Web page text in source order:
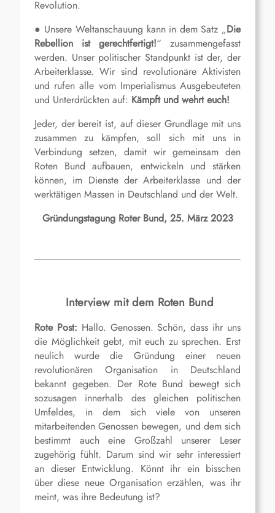
Revolution.
● Unsere Weltanschauung kann in dem Satz „Die
Rebellion ist gerechtfertigt!“ zusammengefasst
werden. Unser politischer Standpunkt ist der, der
Arbeiterklasse. Wir sind revolutionäre Aktivisten
und rufen alle vom Imperialismus Ausgebeuteten
und Unterdrückten auf: Kämpft und wehrt euch!
Jeder, der bereit ist, auf dieser Grundlage mit uns
zusammen zu kämpfen, soll sich mit uns in
Verbindung setzen, damit wir gemeinsam den
Roten Bund aufbauen, entwickeln und stärken
können, im Dienste der Arbeiterklasse und der
werktätigen Massen in Deutschland und der Welt.
Gründungstagung Roter Bund, 25. März 2023
Interview mit dem Roten Bund
Rote Post: Hallo. Genossen. Schön, dass ihr uns
die Möglichkeit gebt, mit euch zu sprechen. Erst
neulich wurde die Gründung einer neuen
revolutionären Organisation in Deutschland
bekannt gegeben. Der Rote Bund bewegt sich
sozusagen innerhalb des gleichen politischen
Umfeldes, in dem sich viele von unseren
mitarbeitenden Genossen bewegen, und dem sich
bestimmt auch eine Großzahl unserer Leser
zugehörig fühlt. Darum sind wir sehr interessiert
an dieser Entwicklung. Könnt ihr ein bisschen
über diese neue Organisation erzählen, was ihr
meint, was ihre Bedeutung ist?